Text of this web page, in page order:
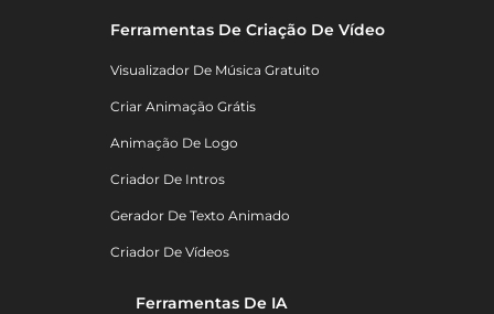
Ferramentas De Criação De Vídeo
Visualizador De Música Gratuito
Criar Animação Grátis
Animação De Logo
Criador De Intros
Gerador De Texto Animado
Criador De Vídeos
Ferramentas De IA